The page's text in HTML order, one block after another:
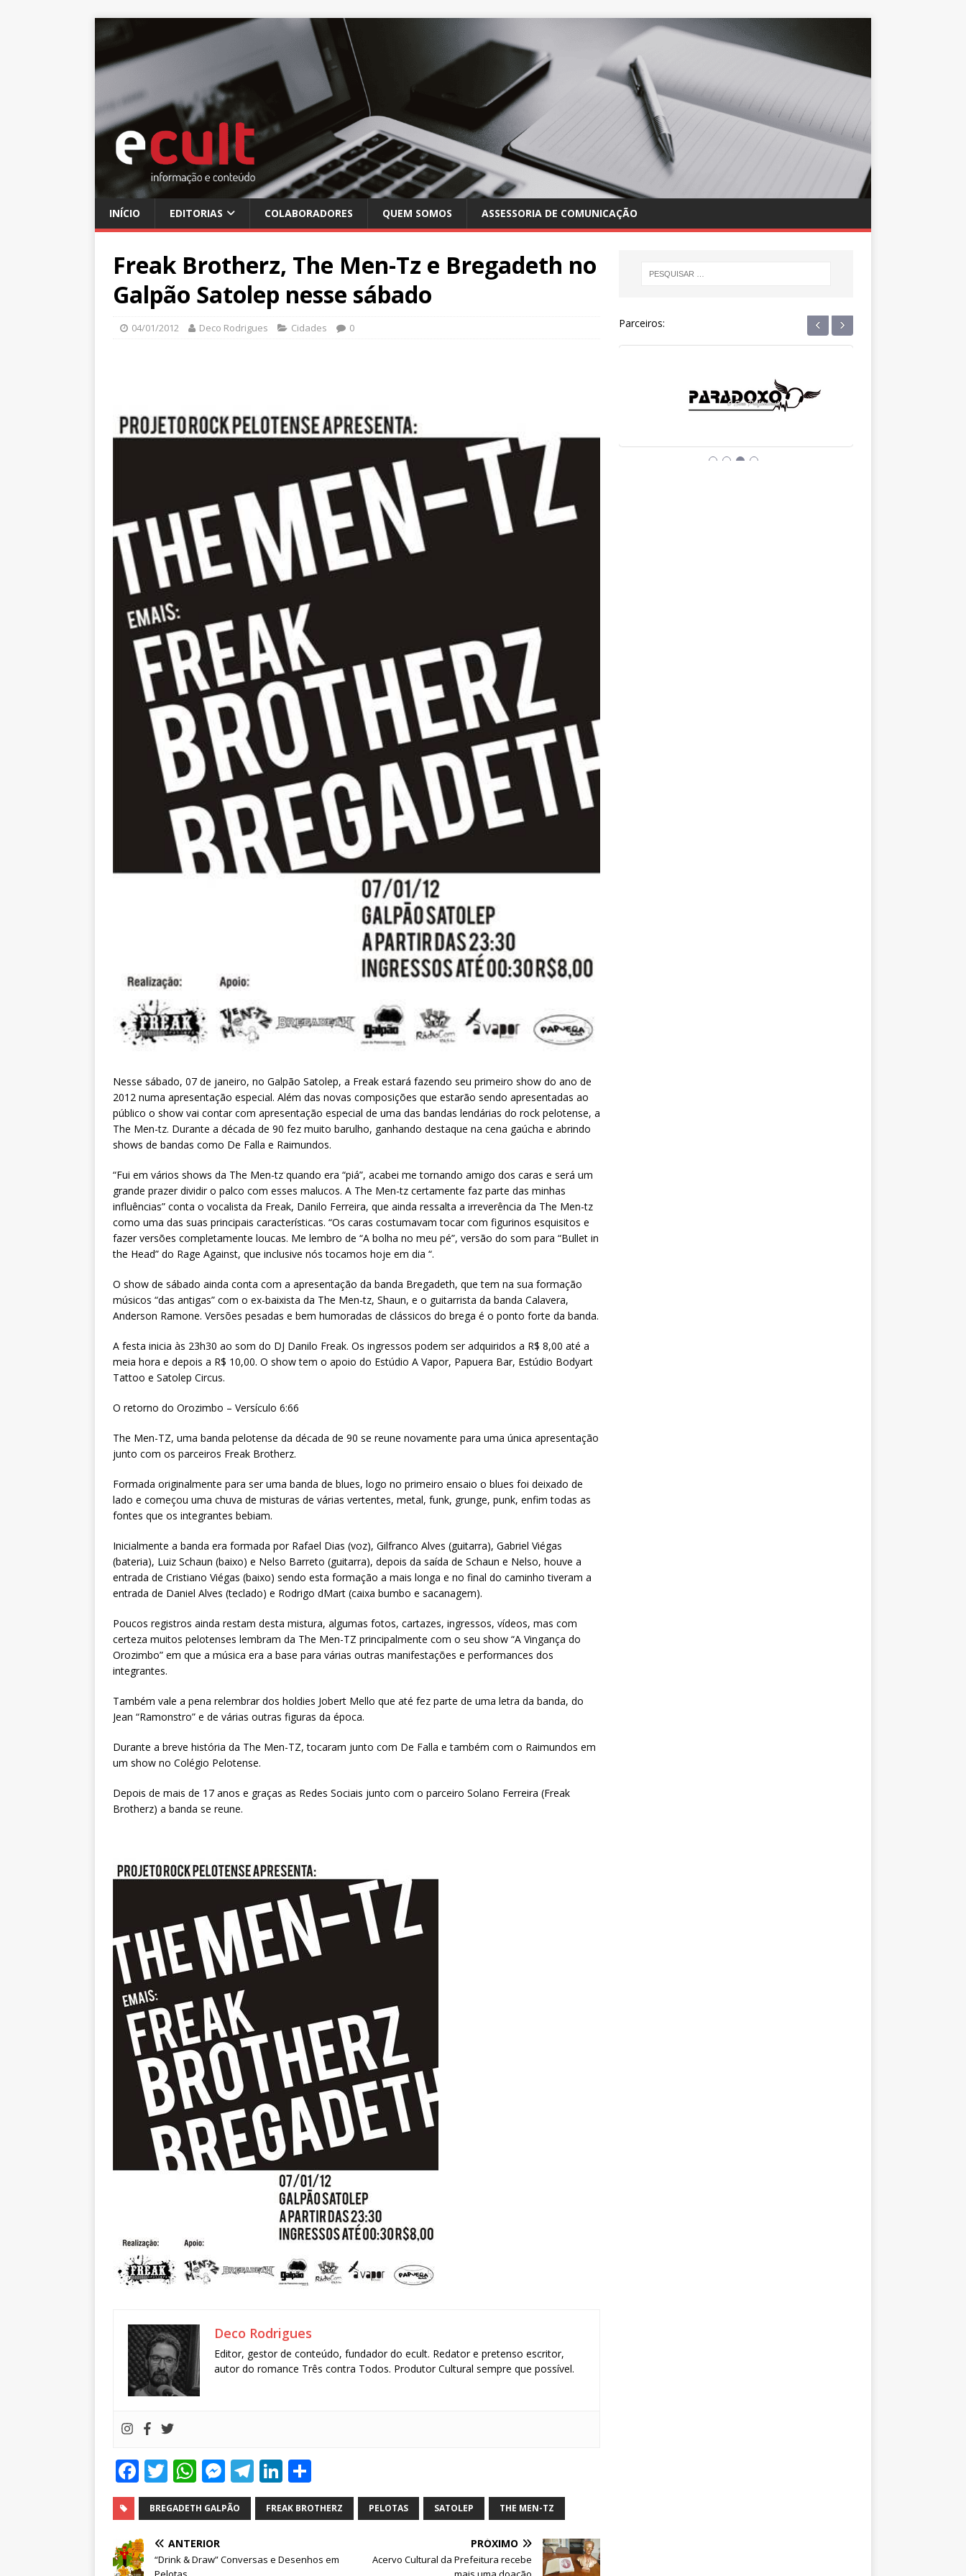
INÍCIO EDITORIAS COLABORADORES QUEM SOMOS ASSESSORIA DE COMUNICAÇÃO
Freak Brotherz, The Men-Tz e Bregadeth no
Galpão Satolep nesse sábado
04/01/2012 Deco Rodrigues Cidades 0
Nesse sábado, 07 de janeiro, no Galpão Satolep, a Freak estará fazendo seu primeiro show do ano de
2012 numa apresentação especial. Além das novas composições que estarão sendo apresentadas ao
público o show vai contar com apresentação especial de uma das bandas lendárias do rock pelotense, a
The Men-tz. Durante a década de 90 fez muito barulho, ganhando destaque na cena gaúcha e abrindo
shows de bandas como De Falla e Raimundos.
“Fui em vários shows da The Men-tz quando era “piá”, acabei me tornando amigo dos caras e será um
grande prazer dividir o palco com esses malucos. A The Men-tz certamente faz parte das minhas
influências” conta o vocalista da Freak, Danilo Ferreira, que ainda ressalta a irreverência da The Men-tz
como uma das suas principais características. “Os caras costumavam tocar com figurinos esquisitos e
fazer versões completamente loucas. Me lembro de “A bolha no meu pé”, versão do som para “Bullet in
the Head” do Rage Against, que inclusive nós tocamos hoje em dia “.
O show de sábado ainda conta com a apresentação da banda Bregadeth, que tem na sua formação
músicos “das antigas” com o ex-baixista da The Men-tz, Shaun, e o guitarrista da banda Calavera,
Anderson Ramone. Versões pesadas e bem humoradas de clássicos do brega é o ponto forte da banda.
A festa inicia às 23h30 ao som do DJ Danilo Freak. Os ingressos podem ser adquiridos a R$ 8,00 até a
meia hora e depois a R$ 10,00. O show tem o apoio do Estúdio A Vapor, Papuera Bar, Estúdio Bodyart
Tattoo e Satolep Circus.
O retorno do Orozimbo – Versículo 6:66
The Men-TZ, uma banda pelotense da década de 90 se reune novamente para uma única apresentação
junto com os parceiros Freak Brotherz.
Formada originalmente para ser uma banda de blues, logo no primeiro ensaio o blues foi deixado de
lado e começou uma chuva de misturas de várias vertentes, metal, funk, grunge, punk, enfim todas as
fontes que os integrantes bebiam.
Inicialmente a banda era formada por Rafael Dias (voz), Gilfranco Alves (guitarra), Gabriel Viégas
(bateria), Luiz Schaun (baixo) e Nelso Barreto (guitarra), depois da saída de Schaun e Nelso, houve a
entrada de Cristiano Viégas (baixo) sendo esta formação a mais longa e no final do caminho tiveram a
entrada de Daniel Alves (teclado) e Rodrigo dMart (caixa bumbo e sacanagem).
Poucos registros ainda restam desta mistura, algumas fotos, cartazes, ingressos, vídeos, mas com
certeza muitos pelotenses lembram da The Men-TZ principalmente com o seu show “A Vingança do
Orozimbo” em que a música era a base para várias outras manifestações e performances dos
integrantes.
Também vale a pena relembrar dos holdies Jobert Mello que até fez parte de uma letra da banda, do
Jean “Ramonstro” e de várias outras figuras da época.
Durante a breve história da The Men-TZ, tocaram junto com De Falla e também com o Raimundos em
um show no Colégio Pelotense.
Depois de mais de 17 anos e graças as Redes Sociais junto com o parceiro Solano Ferreira (Freak
Brotherz) a banda se reune.
Deco Rodrigues
Editor, gestor de conteúdo, fundador do ecult. Redator e pretenso escritor,
autor do romance Três contra Todos. Produtor Cultural sempre que possível.
F
a
c
e
b
T
w
it
te
r
W
h
at
s
A
M
e
ss
n
T
el
e
ra
Li
n
k
dI
h
ar
BREGADETH GALPÃO FREAK BROTHERZ PELOTAS SATOLEP THE MEN-TZ
ANTERIOR
“Drink & Draw” Conversas e Desenhos em
PRÓXIMO
Acervo Cultural da Prefeitura recebe
Parceiros: ‹ ›